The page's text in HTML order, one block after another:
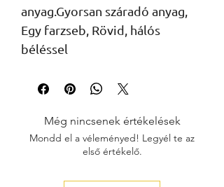
anyag.Gyorsan száradó anyag,
Egy farzseb, Rövid, hálós
béléssel
Még nincsenek értékelések
Mondd el a véleményed! Legyél te az
első értékelő.